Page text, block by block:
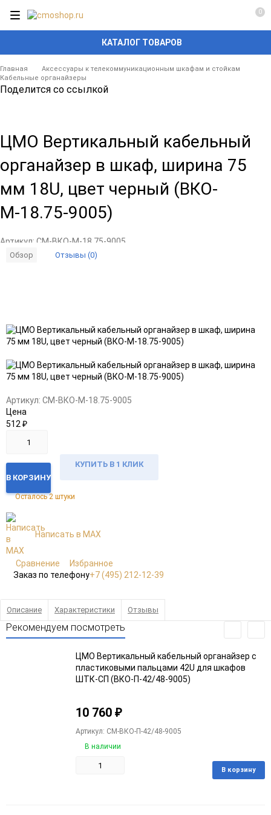
КАТАЛОГ ТОВАРОВ
0
Главная
Аксессуары к телекоммуникационным шкафам и стойкам
Кабельные органайзеры
Поделится со ссылкой
ЦМО Вертикальный кабельный
органайзер в шкаф, ширина 75
мм 18U, цвет черный (ВКО-
М-18.75-9005)
Артикул: CM-ВКО-М-18.75-9005
Обзор Отзывы (0)
в
избранное
к
сравнению
Артикул: CM-ВКО-М-18.75-9005
Цена
512 ₽
В КОРЗИНУ
КУПИТЬ В 1 КЛИК
Осталось 2 штуки
Написать в MAX
Сравнение
Избранное
Заказ по телефону+7 (495) 212-12-39
Описание Характеристики Отзывы
Рекомендуем посмотреть
ЦМО Вертикальный кабельный органайзер с
пластиковыми пальцами 42U для шкафов
ШТК-СП (ВКО-П-42/48-9005)
10 760 ₽
Артикул: CM-ВКО-П-42/48-9005
В наличии
В корзину